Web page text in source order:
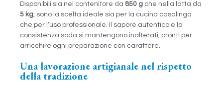
Disponibili sia nel contenitore da 850 g che nella latta da
5 kg, sono la scelta ideale sia per la cucina casalinga
che per l’uso professionale. Il sapore autentico e la
consistenza soda si mantengono inalterati, pronti per
arricchire ogni preparazione con carattere.
Una lavorazione artigianale nel rispetto
della tradizione